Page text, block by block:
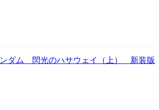
ダム 閃光のハサウェイ（上） 新装版